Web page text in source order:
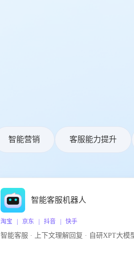
智能营销 客服能力提升
智能客服机器人
淘宝 | 京东 | 抖音 | 快手
智能客服 · 上下文理解回复 · 自研XPT大模